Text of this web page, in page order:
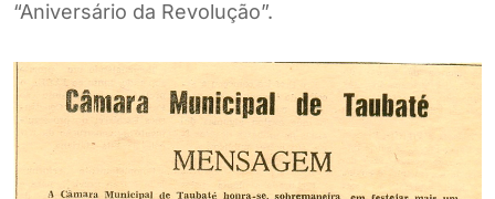
“Aniversário da Revolução”.